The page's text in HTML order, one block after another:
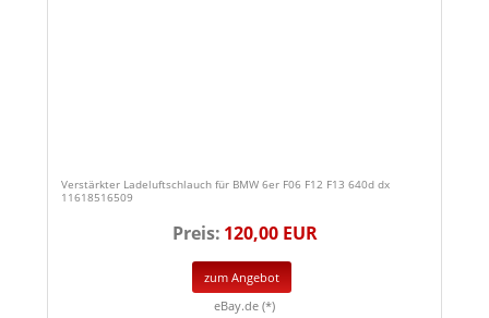
Verstärkter Ladeluftschlauch für BMW 6er F06 F12 F13 640d dx
11618516509
Preis: 120,00 EUR
zum Angebot
eBay.de (*)